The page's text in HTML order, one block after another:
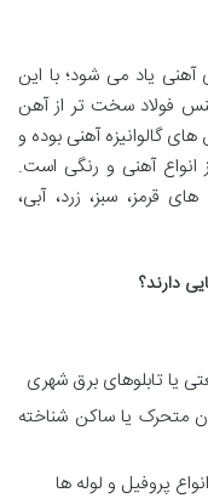
یاد می‌ شود؛ با این
فولاد سخت‌ تر از آهن
گالوانیزه آهنی بوده و
انواع آهنی و رنگی است.
قرمز، سبز، زرد، آبی،
دارند؟
یا تابلو‌های برق شهری
متحرک یا ساکن شناخته
پروفیل و لوله‌ ها